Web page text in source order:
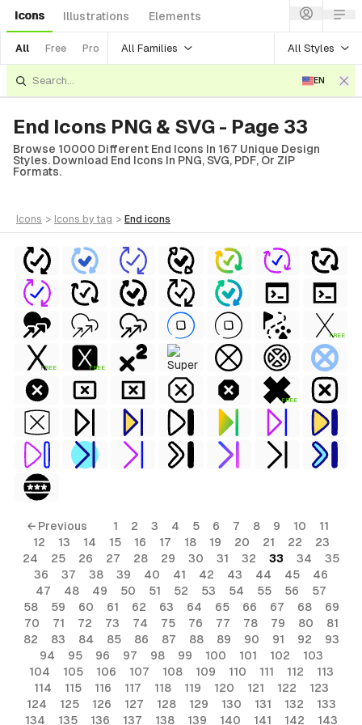
Icons Illustrations Elements
All Free Pro All Families All Styles
EN
End Icons PNG & SVG - Page 33
Browse 10000 Different End Icons In 167 Unique Design
Styles. Download End Icons In PNG, SVG, PDF, Or ZIP
Formats.
icons > icons by tag > end icons
FREE
FREE FREE
FREE
← Previous 1 2 3 4 5 6 7 8 9 10
11
12
13 14 15 16 17 18 19 20 21 22
23
24
25 26 27 28 29 30 31 32 33 34
35
36
37 38 39 40 41 42 43 44 45
46
47
48 49 50 51 52 53 54 55 56
57
58
59 60 61 62 63 64 65 66 67 68
69
70
71 72 73 74 75 76 77 78 79 80
81
82
83 84 85 86 87 88 89 90 91 92
93
94
95 96 97 98 99 100 101 102
103
104
105 106 107 108 109 110 111 112
113
114
115 116 117 118 119 120 121 122
123
124
125 126 127 128 129 130 131 132
133
134
135 136 137 138 139 140 141 142 143